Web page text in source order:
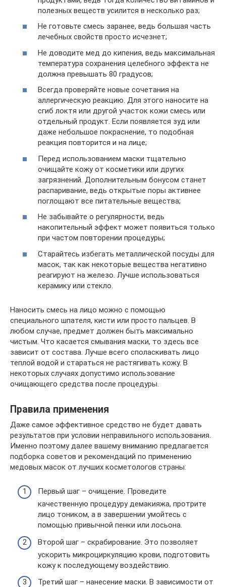
полезных веществ усилится в несколько раз;
Не готовьте смесь заранее, ведь большая часть
лечебных свойств просто исчезнет;
Не доводите мед до кипения, ведь максимальная
температура сохранения целебного эффекта не
должна превышать 80 градусов;
Всегда проверяйте новые сочетания на
аллергическую реакцию. Для этого наносите на
сгиб локтя или другой участок кожи смесь или
отдельный продукт. Если появляется зуд или
даже небольшое покраснение, то подобная
реакция повторится и на лице;
Перед использованием маски тщательно
очищайте кожу от косметики или других
загрязнений. Дополнительным бонусом станет
распаривание, ведь открытые поры активнее
поглощают все питательные вещества;
Не забывайте о регулярности, ведь
накопительный эффект может появиться только
при частом повторении процедуры;
Старайтесь избегать металлической посуды для
масок, так как некоторые вещества негативно
реагируют на железо. Лучше использоваться
керамику или стекло.
Наносить смесь на лицо можно с помощью
специального шпателя, кисти или просто пальцев. В
любом случае, предмет должен быть максимально
чистым. Что касается смывания маски, то здесь все
зависит от состава. Лучше всего споласкивать лицо
теплой водой и стараться не растягивать кожу. В
некоторых случаях допустимо использование
очищающего средства после процедуры.
Правила применения
Даже самое эффективное средство не будет давать
результатов при условии неправильного использования.
Именно поэтому далее вашему вниманию предлагается
подборка советов и рекомендаций по применению
медовых масок от лучших косметологов страны:
Первый шаг – очищение. Проведите
качественную процедуру демакияжа, протрите
лицо тоником, а в завершении умойтесь с
помощью привычной пенки или лосьона.
Второй шаг – скрабирование. Это позволяет
ускорить микроциркуляцию крови, подготовить
кожу к последующему воздействию.
Третий шаг – нанесение маски. В зависимости от